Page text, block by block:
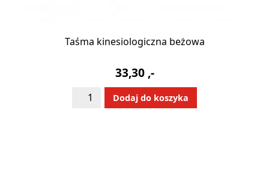
Taśma kinesiologiczna beżowa
33,30 ,-
ilość
Dodaj do koszyka
Alternative: